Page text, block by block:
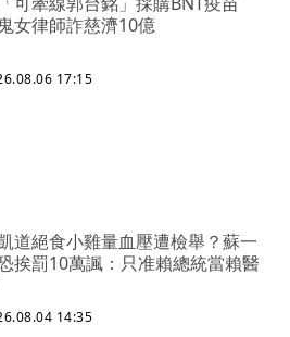
女律師詐慈濟10億
17:15
道絕食小雞量血壓遭檢舉？蘇一
挨罰10萬諷：只准賴總統當賴醫
14:35